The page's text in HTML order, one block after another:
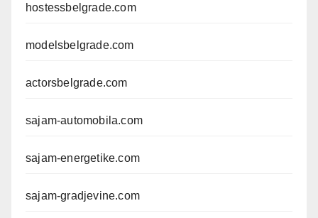
hostessbelgrade.com
modelsbelgrade.com
actorsbelgrade.com
sajam-automobila.com
sajam-energetike.com
sajam-gradjevine.com